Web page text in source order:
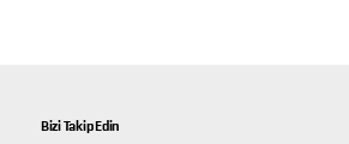
Bizi Takip Edin